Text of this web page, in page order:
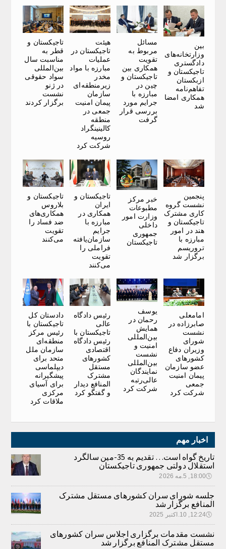
بین
وزارتخانه‌های
دادگستری
تاجیکستان و
ازبکستان
تفاهم‌نامه‌
همکاری امضا
شد
مسائل
مربوط به
تقویت
همکاری بین
تاجیکستان و
چین در
مبارزه با
جرایم مورد
بررسی قرار
گرفت
هیئت
تاجیکستان در
عملیات
مبارزه با مواد
مخدر
زیرمنطقه‌ای
سازمان
پیمان امنیت
جمعی در
منطقه
کالینینگراد
روسیه
شرکت کرد
تاجیکستان و
قطر به
مناسبت سال
بین‌المللی
سواد حقوقی
در ژنو
نشست
برگزار کردند
پنجمین
نشست گروه
کاری مشترک
تاجیکستان و
هند در امور
مبارزه با
تروریسم
برگزار شد
خبر مرکز
مطبوعات
وزارت امور
داخلی
جمهوری
تاجیکستان
تاجیکستان و
ایران
همکاری در
مبارزه با
جرایم
سازمان‌یافته
فراملی را
تقویت
می‌کنند
تاجیکستان و
بلاروس
همکاری‌های
ضد فساد را
تقویت
می‌کنند
امامعلی
صابرزاده در
نشست
شورای
وزیران دفاع
کشورهای
عضو سازمان
پیمان امنیت
جمعی
شرکت کرد
یوسف
رحمان در
همایش
بین‌المللی
امنیت و
نشست
بین‌المللی
نمایندگان
عالی‌رتبه
شرکت کرد
رئیس دادگاه
عالی
تاجیکستان با
رئیس دادگاه
اقتصادی
کشورهای
مستقل
مشترک
المنافع دیدار
و گفتگو کرد
دادستان کل
تاجیکستان با
رئیس مرکز
منطقه‌ای
سازمان ملل
متحد برای
دیپلماسی
پیشگیرانه
برای آسیای
مرکزی
ملاقات کرد
اخبار مهم
تاریخ گواه است… تقدیم به 35-مین سالگرد
استقلال دولتی جمهوری تاجیکستان
🕔18:00, 5.مه 2026
جلسه شورای سران کشورهای مستقل مشترک
المنافع برگزار شد
🕔12:24, 10.اکتبر 2025
نشست مقدمات برگزاری اجلاس سران کشورهای
مستقل مشترک المنافع برگزار شد